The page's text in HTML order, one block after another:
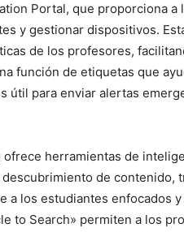
Portal, que proporciona a
y gestionar dispositivos.
de los profesores,
función de etiquetas que
útil para enviar alertas
herramientas de
de contenido,
a los estudiantes enfocados
to Search» permiten a los